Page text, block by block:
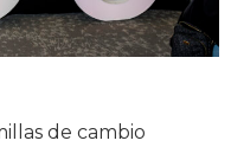
de cambio